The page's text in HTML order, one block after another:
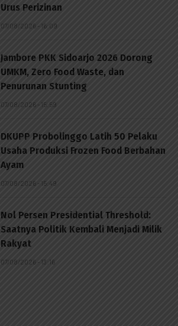
Urus Perizinan
07/08/2026 - 16:09
Jambore PKK Sidoarjo 2026 Dorong
UMKM, Zero Food Waste, dan
Penurunan Stunting
07/08/2026 - 15:59
DKUPP Probolinggo Latih 50 Pelaku
Usaha Produksi Frozen Food Berbahan
Ayam
07/08/2026 - 15:49
Nol Persen Presidential Threshold:
Saatnya Politik Kembali Menjadi Milik
Rakyat
07/08/2026 - 13:16